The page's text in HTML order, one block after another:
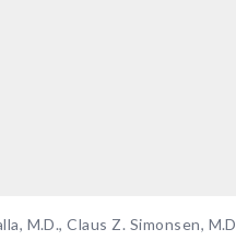
M.D., Claus Z. Simonsen,